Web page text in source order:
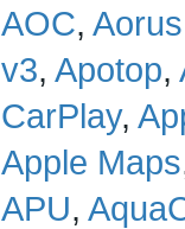
AOC, Aorus
v3, Apotop,
CarPlay,
Apple Maps
APU,